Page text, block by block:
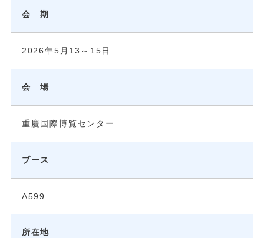
会 期
2026年5月13～15日
会 場
重慶国際博覧センター
ブース
A599
所在地